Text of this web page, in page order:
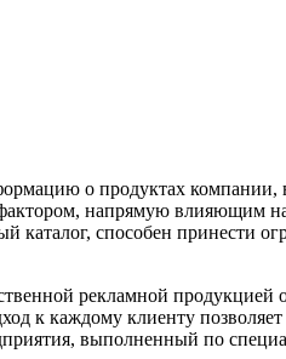
о продуктах
напрямую влияющим на
способен принести
рекламной продукцией
к каждому клиенту
выполненный по